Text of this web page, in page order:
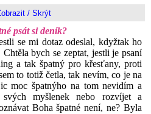
psát si deník?
se mi dotaz odeslal, kdyžtak ho
Chtěla bych se zeptat, jestli je psaní
a tak špatný pro křesťany, proti
to totiž četla, tak nevím, co je na
moc špatnýho na tom nevidím a
myšlenek nebo rozvíjet a
Boha špatné není, ne? Byla